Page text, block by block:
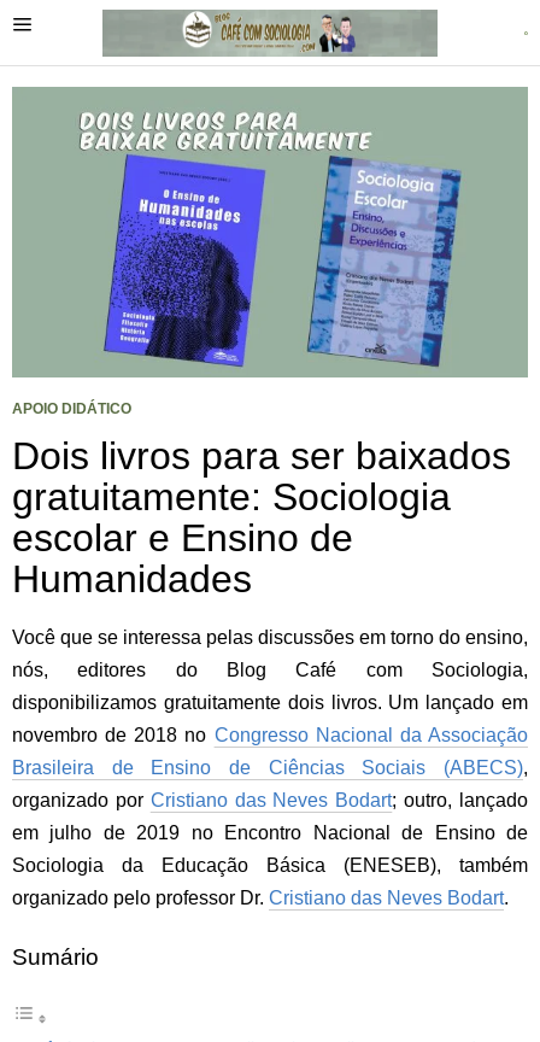
APOIO DIDÁTICO
Dois livros para ser baixados
gratuitamente: Sociologia
escolar e Ensino de
Humanidades
Você que se interessa pelas discussões em torno do ensino,
nós, editores do Blog Café com Sociologia,
disponibilizamos gratuitamente dois livros. Um lançado em
novembro de 2018 no Congresso Nacional da Associação
Brasileira de Ensino de Ciências Sociais (ABECS),
organizado por Cristiano das Neves Bodart; outro, lançado
em julho de 2019 no Encontro Nacional de Ensino de
Sociologia da Educação Básica (ENESEB), também
organizado pelo professor Dr. Cristiano das Neves Bodart.
Sumário